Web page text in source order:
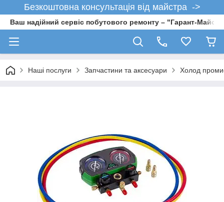
Безкоштовна консультація від майстра ->
Ваш надійний сервіс побутового ремонту – "Гарант-
Наші послуги Запчастини та аксесуари Холод